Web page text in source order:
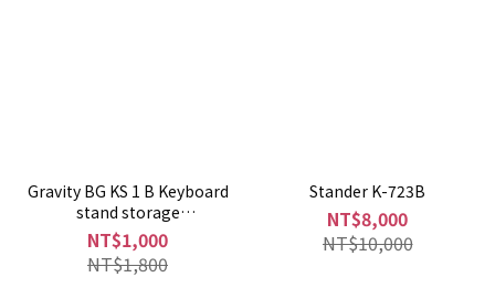
Gravity BG KS 1 B Keyboard
stand storage
bag（GBGKS1B）
NT$1,000
NT$1,800
Stander K-723B
NT$8,000
NT$10,000